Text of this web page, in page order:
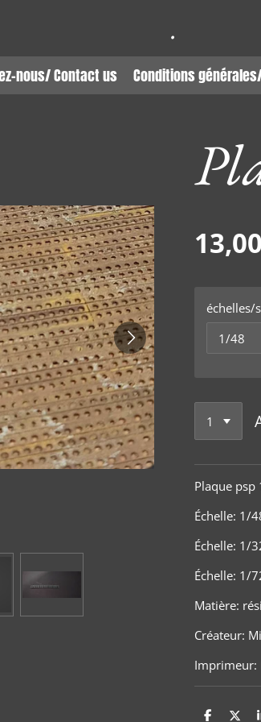
.
nous/ Contact us Conditions
échelles/
Plaque psp
Échelle: 1/
Échelle: 1/
Échelle: 1/
Matière:
Créateur:
Imprimeur: